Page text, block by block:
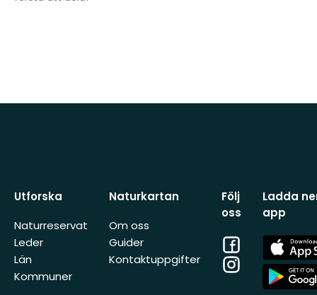
Utforska
Naturreservat
Leder
Län
Kommuner
Naturkartan
Om oss
Guider
Kontaktuppgifter
Följ
oss
Facebook
Instagram
Ladda
app
App
Store
App
Store